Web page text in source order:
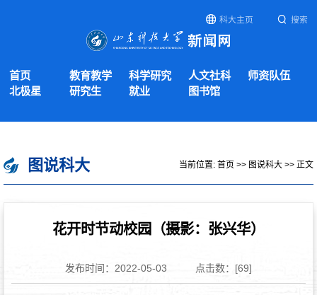
科大主页 搜索
首页 教育教学 科学研究 人文社科
师资队伍
北极星
研究生 就业 图书馆
图说科大 当前位置: 首页 >> 图说科大 >> 正文
花开时节动校园（摄影：张兴华）
发布时间：2022-05-03 点击数：[69]